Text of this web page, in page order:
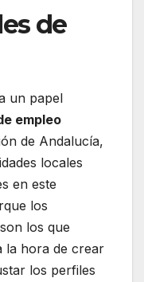
de
un papel
empleo
de Andalucía,
locales
en este
los
los que
la hora de crear
los perfiles